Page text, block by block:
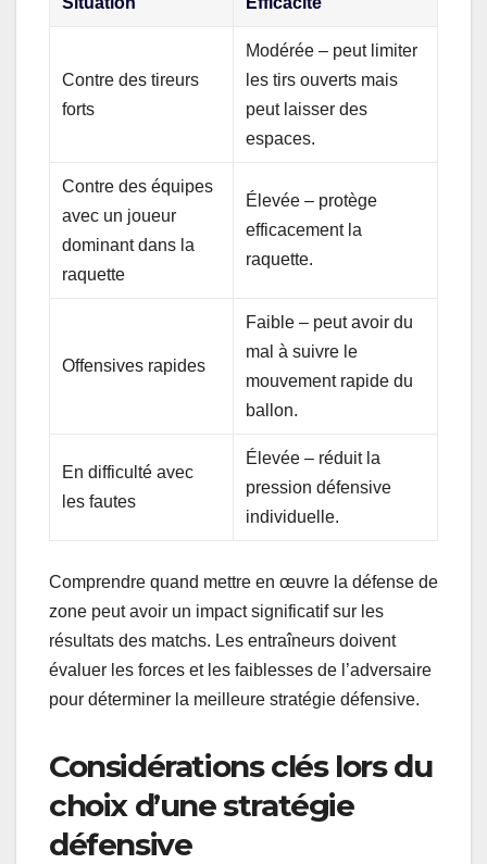
Contre des tireurs
forts
Modérée – peut limiter
les tirs ouverts mais
peut laisser des
espaces.
Contre des équipes
avec un joueur
dominant dans la
raquette
Élevée – protège
efficacement la
raquette.
Offensives rapides
Faible – peut avoir du
mal à suivre le
mouvement rapide du
ballon.
En difficulté avec
les fautes
Élevée – réduit la
pression défensive
individuelle.
Comprendre quand mettre en œuvre la défense de
zone peut avoir un impact significatif sur les
résultats des matchs. Les entraîneurs doivent
évaluer les forces et les faiblesses de l’adversaire
pour déterminer la meilleure stratégie défensive.
Considérations clés lors du
choix d’une stratégie
défensive